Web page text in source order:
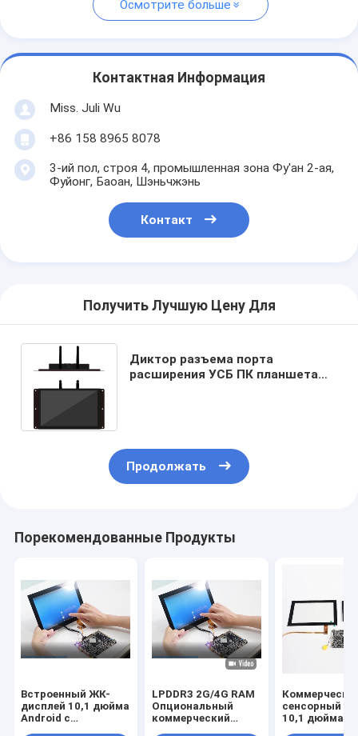
Осмотрите больше
Контактная Информация
Miss. Juli Wu
+86 158 8965 8078
3-ий пол, строя 4, промышленная зона Фу'ан 2-ая,
Фуйонг, Баоан, Шэньчжэнь
Контакт
Получить Лучшую Цену Для
Диктор разъема порта
расширения УСБ ПК планшета
Продолжать
Порекомендованные Продукты
Встроенный ЖК-
дисплей 10,1 дюйма
Android с
LPDDR3 2G/4G RAM
Опциональный
коммерческий
сенсорный
10,1 дюйма